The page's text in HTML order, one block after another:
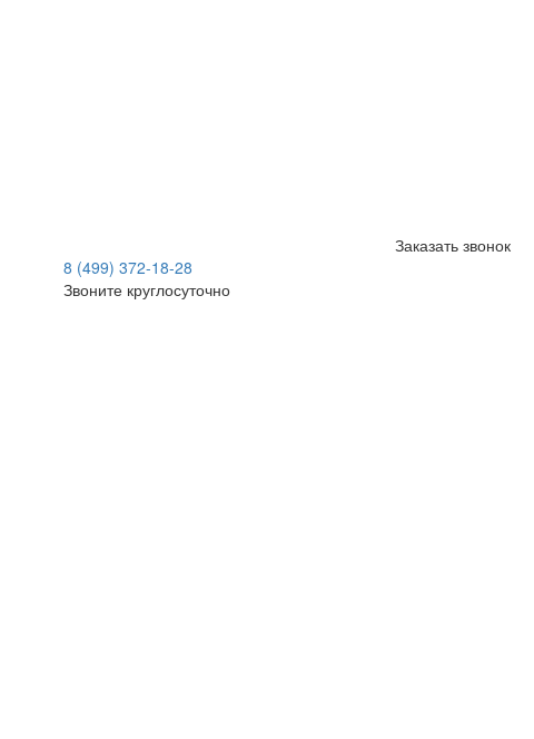
8 (499) 372-18-28
Звоните круглосуточно
Заказать звонок